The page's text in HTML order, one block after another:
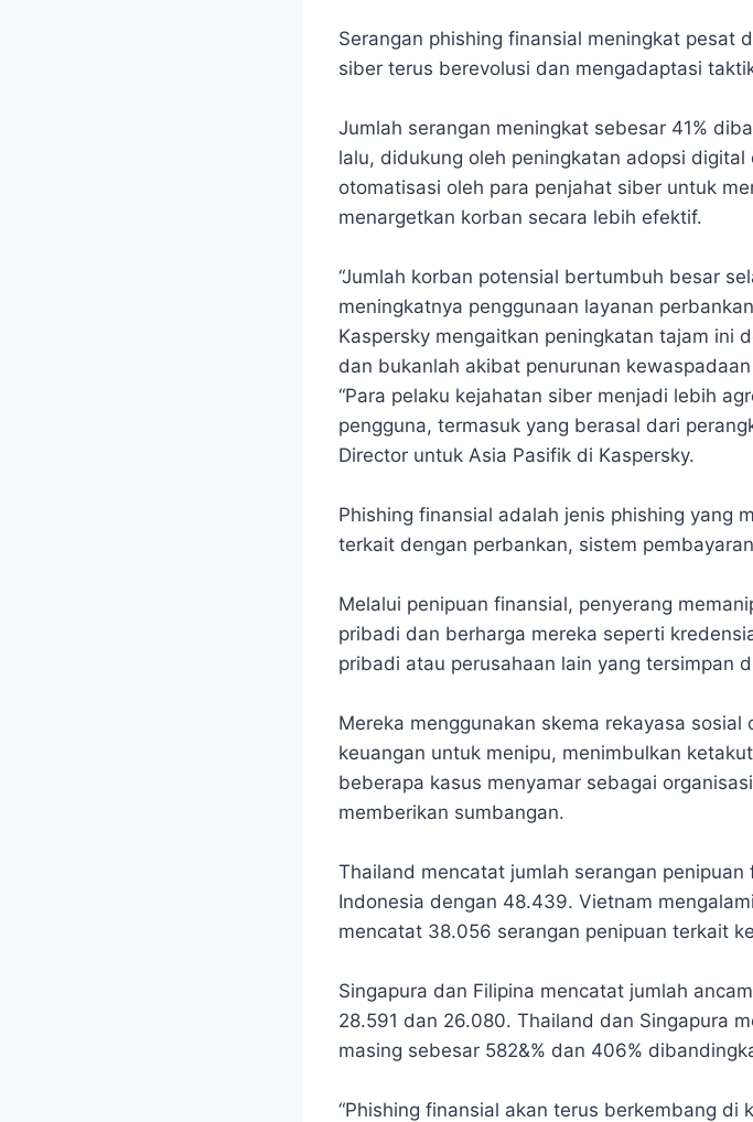
Serangan phishing finansial meningkat pesat
siber terus berevolusi dan mengadaptasi
Jumlah serangan meningkat sebesar 41%
lalu, didukung oleh peningkatan adopsi
otomatisasi oleh para penjahat siber untuk
menargetkan korban secara lebih efektif.
“Jumlah korban potensial bertumbuh besar
meningkatnya penggunaan layanan
Kaspersky mengaitkan peningkatan tajam ini
dan bukanlah akibat penurunan kewaspadaan
“Para pelaku kejahatan siber menjadi lebih
pengguna, termasuk yang berasal dari
Director untuk Asia Pasifik di Kaspersky.
Phishing finansial adalah jenis phishing yang
terkait dengan perbankan, sistem
Melalui penipuan finansial, penyerang
pribadi dan berharga mereka seperti
pribadi atau perusahaan lain yang tersimpan
Mereka menggunakan skema rekayasa
keuangan untuk menipu, menimbulkan
beberapa kasus menyamar sebagai
memberikan sumbangan.
Thailand mencatat jumlah serangan
Indonesia dengan 48.439. Vietnam
mencatat 38.056 serangan penipuan terkait
Singapura dan Filipina mencatat jumlah
28.591 dan 26.080. Thailand dan Singapura
masing sebesar 582&% dan 406%
“Phishing finansial akan terus berkembang